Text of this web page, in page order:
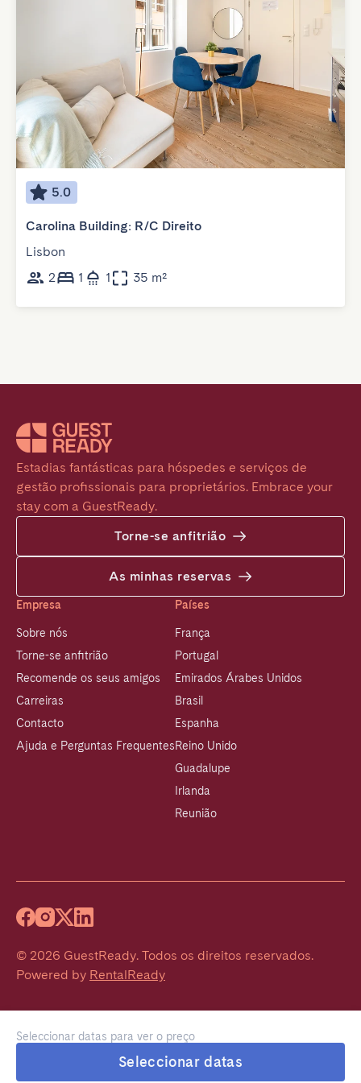
Seleccionar datas para ver o preço
Seleccionar datas
5.0
Carolina Building: R/C Direito
Lisbon
2
1 1 35 m²
Estadias fantásticas para hóspedes e serviços de
gestão profissionais para proprietários. Embrace your
stay com a GuestReady.
Torne-se anfitrião
As minhas reservas
Empresa
Sobre nós
Torne-se anfitrião
Recomende os seus amigos
Carreiras
Contacto
Ajuda e Perguntas Frequentes
Países
França
Portugal
Emirados Árabes Unidos
Brasil
Espanha
Reino Unido
Guadalupe
Irlanda
Reunião
© 2026 GuestReady. Todos os direitos reservados.
Powered by RentalReady